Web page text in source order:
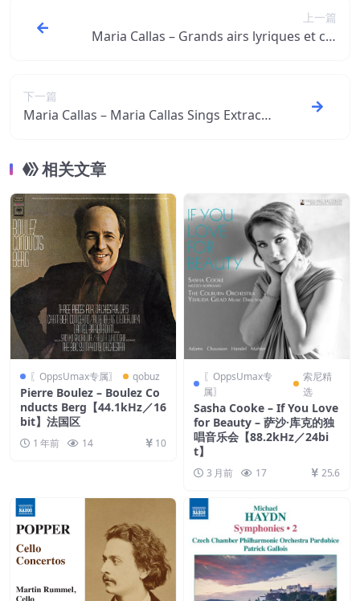
上一篇
Maria Callas – Grands airs lyriques et col
下一篇
Maria Callas – Maria Callas Sings Extracts
区 相关文章
〖OppsUmax专属〗 qobuz
Pierre Boulez – Boulez Co
nducts Berg【44.1kHz／16
bit】法国区
1 年前 14 10
〖OppsUmax专
属〗
索尼精
选
Sasha Cooke – If You Love
for Beauty – 萨沙·库克的独
唱音乐会【88.2kHz／24bi
t】
3 月前 17 25.6